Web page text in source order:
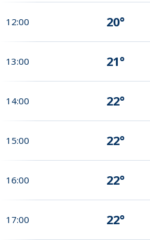
12:00 20°
13:00 21°
14:00 22°
15:00 22°
16:00 22°
17:00 22°